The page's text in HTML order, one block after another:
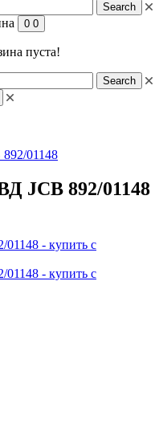
Search
0 0
пуста!
Search
01148
JCB 892/01148